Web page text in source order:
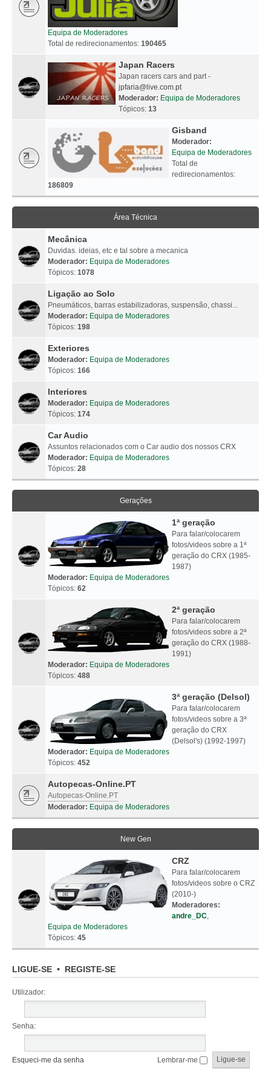
Equipa de Moderadores
Total de redirecionamentos: 190465
Japan Racers
Japan racers cars and part -
jpfaria@live.com.pt
Moderador: Equipa de Moderadores
Tópicos: 13
Gisband
Moderador:
Equipa de Moderadores
Total de
redirecionamentos:
186809
Área Técnica
Mecânica
Duvidas. ideias, etc e tal sobre a mecanica
Moderador: Equipa de Moderadores
Tópicos: 1078
Ligação ao Solo
Pneumáticos, barras estabilizadoras, suspensão, chassi...
Moderador: Equipa de Moderadores
Tópicos: 198
Exteriores
Moderador: Equipa de Moderadores
Tópicos: 166
Interiores
Moderador: Equipa de Moderadores
Tópicos: 174
Car Audio
Assuntos relacionados com o Car audio dos nossos CRX
Moderador: Equipa de Moderadores
Tópicos: 28
Gerações
1ª geração
Para falar/colocarem
fotos/videos sobre a 1ª
geração do CRX (1985-
1987)
Moderador: Equipa de Moderadores
Tópicos: 62
2ª geração
Para falar/colocarem
fotos/videos sobre a 2ª
geração do CRX (1988-
1991)
Moderador: Equipa de Moderadores
Tópicos: 488
3ª geração (Delsol)
Para falar/colocarem
fotos/videos sobre a 3ª
geração do CRX
(Delsol's) (1992-1997)
Moderador: Equipa de Moderadores
Tópicos: 452
Autopecas-Online.PT
Autopecas-Online.PT
Moderador: Equipa de Moderadores
New Gen
CRZ
Para falar/colocarem
fotos/videos sobre o CRZ
(2010-)
Moderadores:
andre_DC,
Equipa de Moderadores
Tópicos: 45
LIGUE-SE • REGISTE-SE
Utilizador:
Senha:
Esqueci-me da senha Lembrar-me